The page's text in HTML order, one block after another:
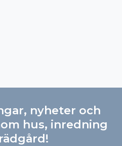
nyheter och
hus, inredning